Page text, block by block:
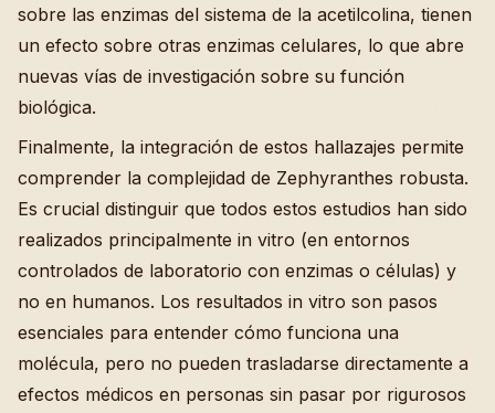
sobre las enzimas del sistema de la acetilcolina, tienen
un efecto sobre otras enzimas celulares, lo que abre
nuevas vías de investigación sobre su función
biológica.
Finalmente, la integración de estos hallazajes permite
comprender la complejidad de Zephyranthes robusta.
Es crucial distinguir que todos estos estudios han sido
realizados principalmente in vitro (en entornos
controlados de laboratorio con enzimas o células) y
no en humanos. Los resultados in vitro son pasos
esenciales para entender cómo funciona una
molécula, pero no pueden trasladarse directamente a
efectos médicos en personas sin pasar por rigurosos